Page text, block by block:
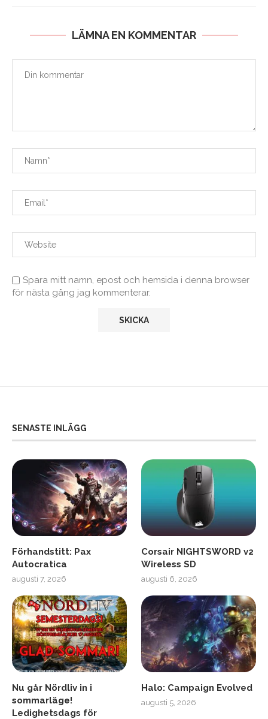
LÄMNA EN KOMMENTAR
Spara mitt namn, epost och hemsida i denna browser
för nästa gång jag kommenterar.
SENASTE INLÄGG
Förhandstitt: Pax
Autocratica
augusti 7, 2026
Corsair NIGHTSWORD v2
Wireless SD
augusti 6, 2026
Nu går Nördliv in i
sommarläge!
Ledighetsdags för
Halo: Campaign Evolved
augusti 5, 2026